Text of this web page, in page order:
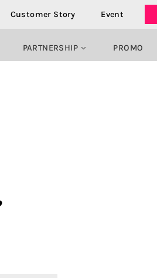
Customer Story Event
PARTNERSHIP PROMO